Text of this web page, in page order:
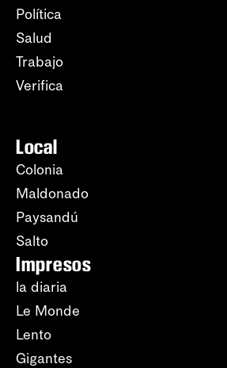
Política
Salud
Trabajo
Verifica
Local
Colonia
Maldonado
Paysandú
Salto
Impresos
la diaria
Le Monde
Lento
Gigantes